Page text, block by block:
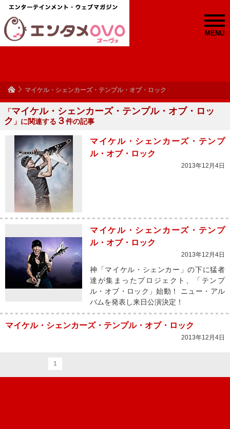
MENU
マイケル・シェンカーズ・テンプル・オブ・ロック
「マイケル・シェンカーズ・テンプル・オブ・ロッ
ク 」に関連する ３件の記事
マイケル・シェンカーズ・テンプ
ル・オブ・ロック
2013年12月4日
マイケル・シェンカーズ・テンプ
ル・オブ・ロック
2013年12月4日
神「マイケル・シェンカー」の下に猛者
達が集まったプロジェクト、「テンプ
ル・オブ・ロック」始動！ ニュー・アル
バムを発表し来日公演決定！
マイケル・シェンカーズ・テンプル・オブ・ロック
2013年12月4日
1